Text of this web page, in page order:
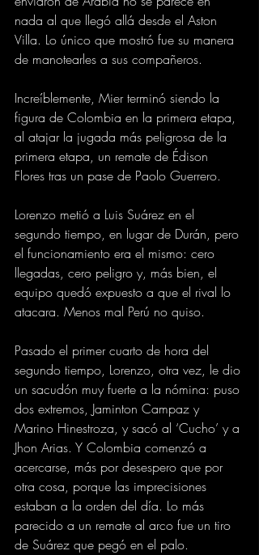
nada al que llegó allá desde el Aston
Villa. Lo único que mostró fue su manera
de manotearles a sus compañeros.
Increíblemente, Mier terminó siendo la
figura de Colombia en la primera etapa,
al atajar la jugada más peligrosa de la
primera etapa, un remate de Édison
Flores tras un pase de Paolo Guerrero.
Lorenzo metió a Luis Suárez en el
segundo tiempo, en lugar de Durán, pero
el funcionamiento era el mismo: cero
llegadas, cero peligro y, más bien, el
equipo quedó expuesto a que el rival lo
atacara. Menos mal Perú no quiso.
Pasado el primer cuarto de hora del
segundo tiempo, Lorenzo, otra vez, le dio
un sacudón muy fuerte a la nómina: puso
dos extremos, Jaminton Campaz y
Marino Hinestroza, y sacó al ‘Cucho’ y a
Jhon Arias. Y Colombia comenzó a
acercarse, más por desespero que por
otra cosa, porque las imprecisiones
estaban a la orden del día. Lo más
parecido a un remate al arco fue un tiro
de Suárez que pegó en el palo.